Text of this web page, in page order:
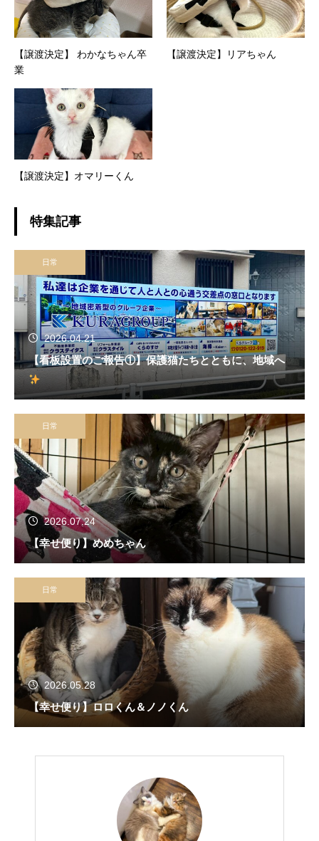
【譲渡決定】 わかなちゃん卒
業
【譲渡決定】リアちゃん
【譲渡決定】オマリーくん
特集記事
日常
2026.04.21
【看板設置のご報告①】保護猫たちとともに、地域へ
日常
2026.07.24
【幸せ便り】めめちゃん
日常
2026.05.28
【幸せ便り】ロロくん＆ノノくん